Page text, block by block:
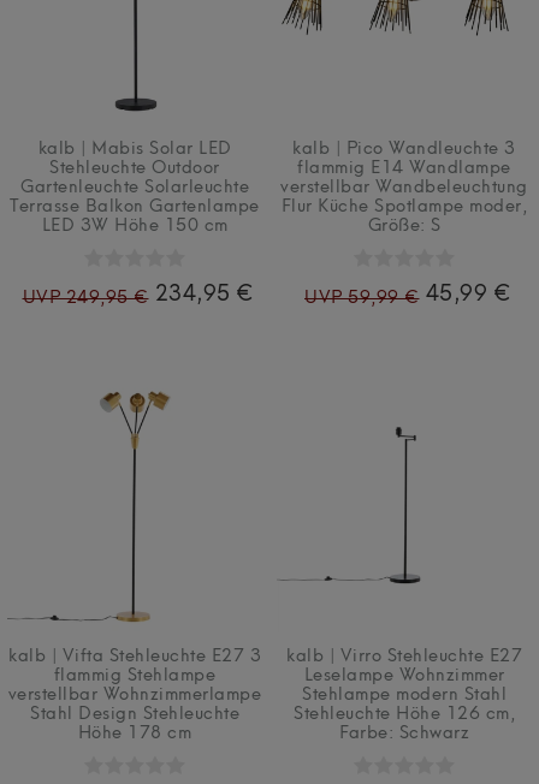
kalb | Mabis Solar LED
Stehleuchte Outdoor
Gartenleuchte Solarleuchte
Terrasse Balkon Gartenlampe
LED 3W Höhe 150 cm
UVP 249,95 € 234,95 €
kalb | Pico Wandleuchte 3
flammig E14 Wandlampe
verstellbar Wandbeleuchtung
Flur Küche Spotlampe moder ,
Größe: S
UVP 59,99 € 45,99 €
kalb | Vifta Stehleuchte E27 3
flammig Stehlampe
verstellbar Wohnzimmerlampe
Stahl Design Stehleuchte
Höhe 178 cm
kalb | Virro Stehleuchte E27
Leselampe Wohnzimmer
Stehlampe modern Stahl
Stehleuchte Höhe 126 cm ,
Farbe: Schwarz